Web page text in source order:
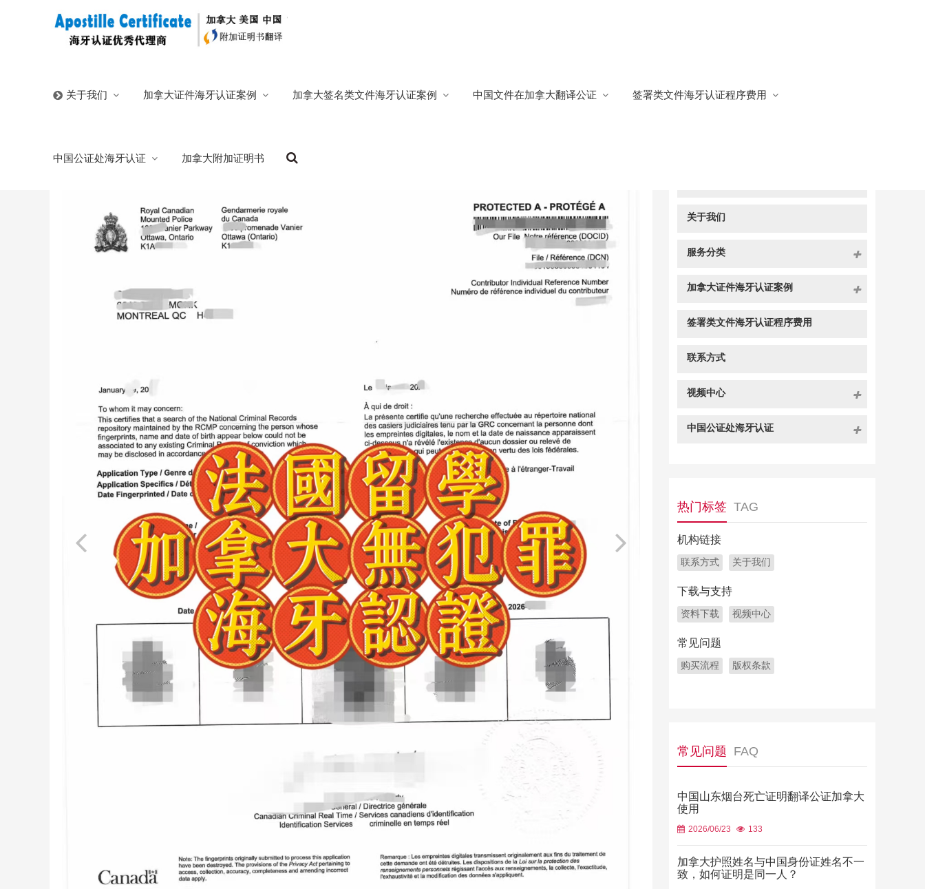
关于我们 加拿大证件海牙认证案例 加拿大签名类文件海牙认证案例 中国文件在加拿大翻译公证 签署类文件海牙认证程序费用
中国公证处海牙认证 加拿大附加证明书
2026/04/03 分类: 官方博客 213
关于我们
服务分类
加拿大证件海牙认证案例
签署类文件海牙认证程序费用
联系方式
视频中心
中国公证处海牙认证
热门标签 TAG
机构链接
联系方式 关于我们
下载与支持
资料下载 视频中心
常见问题
购买流程 版权条款
常见问题 FAQ
中国山东烟台死亡证明翻译公证加拿大
使用
2026/06/23 133
加拿大护照姓名与中国身份证姓名不一
致，如何证明是同一人？